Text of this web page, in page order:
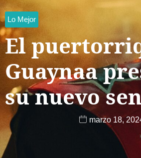
Lo Mejor
El
Guaynaa
su nuevo
marzo 18,